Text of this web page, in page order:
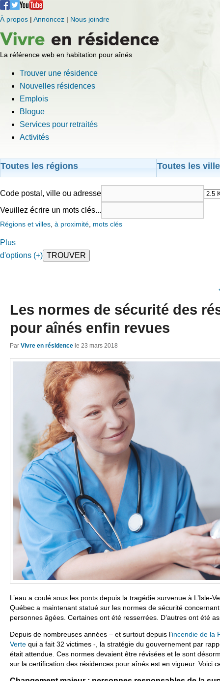
À propos | Annoncez | Nous joindre
La référence web en habitation pour aînés
Trouver une résidence
Nouvelles résidences
Emplois
Blogue
Services pour retraités
Activités
Toutes les régions Toutes les
Code postal, ville ou adresse
Veuillez écrire un mots clés...
Régions et villes à proximité mots clés
Plus
d'options (+)
Les normes de sécurité des
pour aînés enfin revues
Par Vivre en résidence le 23 mars 2018
L’eau a coulé sous les ponts depuis la tragédie survenue à L’Isle-
Québec a maintenant statué sur les normes de sécurité
personnes âgées. Certaines ont été resserrées. D’autres ont été
Depuis de nombreuses années – et surtout depuis l’incendie de la
Verte qui a fait 32 victimes -, la stratégie du gouvernement par
était attendue. Ces normes devaient être révisées et le sont
sur la certification des résidences pour aînés est en vigueur. Voici